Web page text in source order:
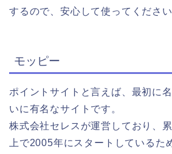
するので、安心して使ってください
モッピー
ポイントサイトと言えば、最初に
いに有名なサイトです。
株式会社セレスが運営しており、
上で2005年にスタートしているた